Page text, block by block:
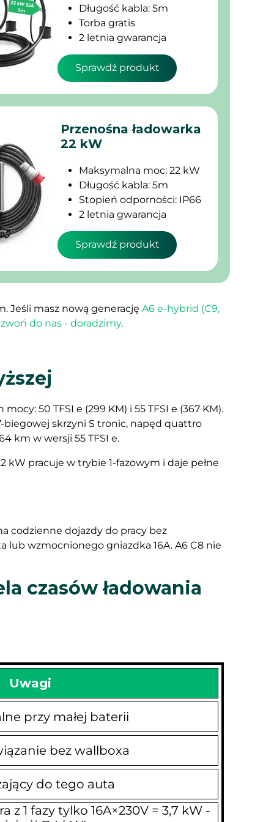
Jeśli masz nową generację A6 e-hybrid (C9,
do nas - doradzimy.
50 TFSI e (299 KM) i 55 TFSI e (367 KM).
biegowej skrzyni S tronic, napęd quattro
km w wersji 55 TFSI e.
kW pracuje w trybie 1-fazowym i daje pełne
codzienne dojazdy do pracy bez
lub wzmocnionego gniazdka 16A. A6 C8 nie
czasów ładowania
Uwagi
przy małej baterii
bez wallboxa
do tego auta
1 fazy tylko 16A×230V = 3,7 kW -
Sprawdź produkt
Przenośna ładowarka
22 kW
Maksymalna moc: 22 kW
Długość kabla: 5m
Stopień odporności: IP66
2 letnia gwarancja
Sprawdź produkt
Długość kabla: 5m
Torba gratis
2 letnia gwarancja